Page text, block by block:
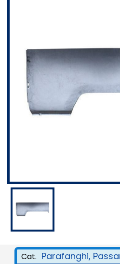
Cat. Parafanghi,